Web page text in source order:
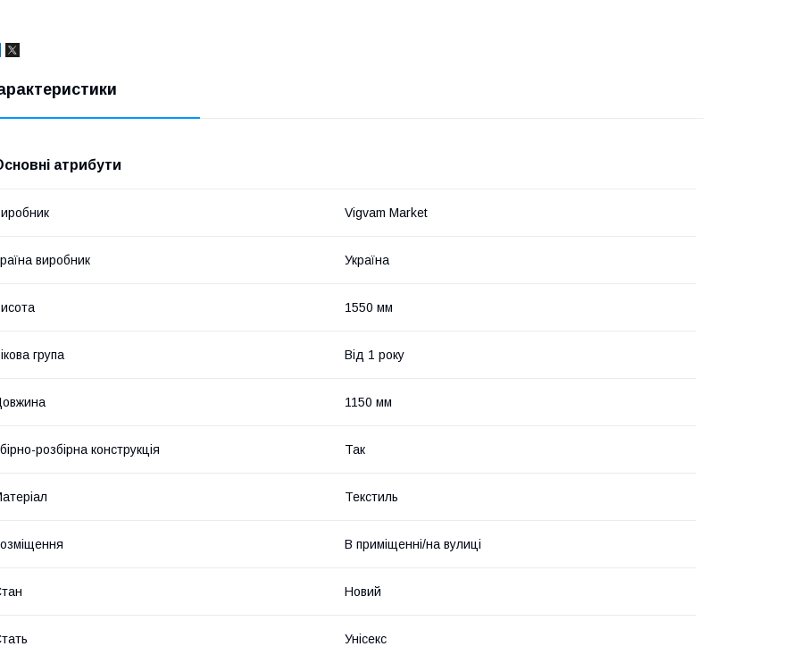
атрибути
Vigvam Market
виробник Україна
1550 мм
група Від 1 року
1150 мм
розбірна конструкція Так
Текстиль
В приміщенні/на вулиці
Новий
Унісекс